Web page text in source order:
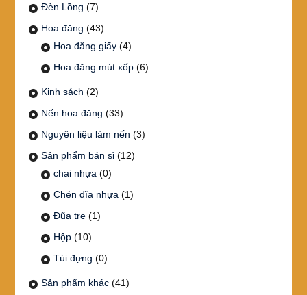
Đèn Lồng (7)
Hoa đăng (43)
Hoa đăng giấy (4)
Hoa đăng mút xốp (6)
Kinh sách (2)
Nến hoa đăng (33)
Nguyên liệu làm nến (3)
Sản phẩm bán sỉ (12)
chai nhựa (0)
Chén đĩa nhựa (1)
Đũa tre (1)
Hộp (10)
Túi đựng (0)
Sản phẩm khác (41)